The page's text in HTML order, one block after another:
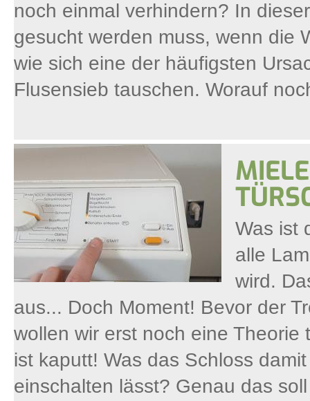
noch einmal verhindern? In
gesucht werden muss, wenn die
wie sich eine der häufigsten
Flusensieb tauschen. Worauf
Was ist
alle
wird.
aus... Doch Moment! Bevor der
wollen wir erst noch eine
ist kaputt! Was das Schloss
einschalten lässt? Genau das